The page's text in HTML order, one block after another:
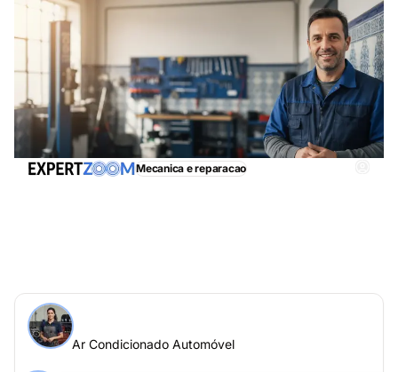
Mecanica e reparacao
Coloque a sua questão a Inês Pereira
Ar Condicionado Automóvel